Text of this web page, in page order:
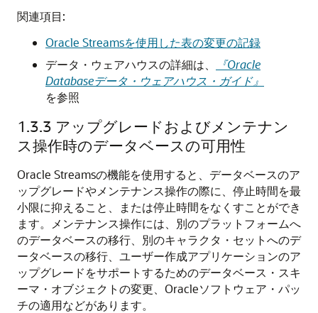
関連項目:
Oracle Streamsを使用した表の変更の記録
データ・ウェアハウスの詳細は、
『Oracle
Databaseデータ・ウェアハウス・ガイド』
を参照
1.3.3 アップグレードおよびメンテナン
ス操作時のデータベースの可用性
Oracle Streamsの機能を使用すると、データベースのア
ップグレードやメンテナンス操作の際に、停止時間を最
小限に抑えること、または停止時間をなくすことができ
ます。メンテナンス操作には、別のプラットフォームへ
のデータベースの移行、別のキャラクタ・セットへのデ
ータベースの移行、ユーザー作成アプリケーションのア
ップグレードをサポートするためのデータベース・スキ
ーマ・オブジェクトの変更、Oracleソフトウェア・パッ
チの適用などがあります。